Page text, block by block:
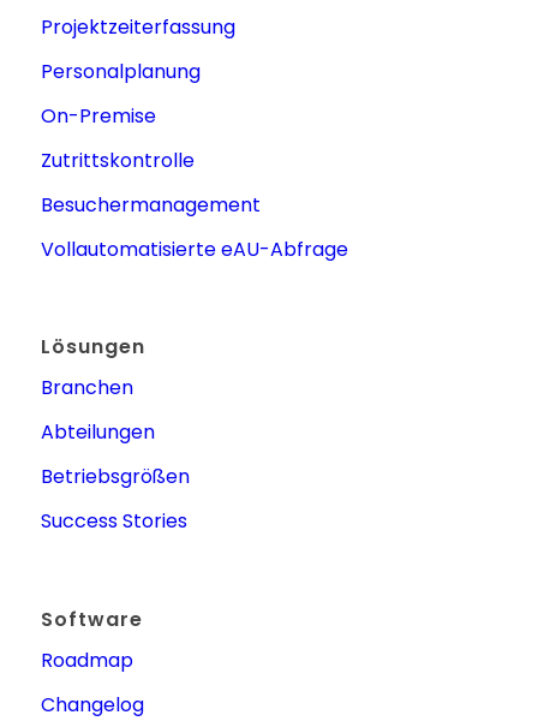
Projektzeiterfassung
Personalplanung
On-Premise
Zutrittskontrolle
Besuchermanagement
Vollautomatisierte eAU-Abfrage
Lösungen
Branchen
Abteilungen
Betriebsgrößen
Success Stories
Software
Roadmap
Changelog